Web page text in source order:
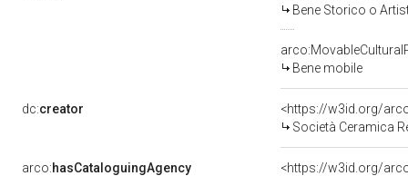
Bene Storico o
Bene mobile
dc:creator
<https://w3id.org/
Società Ceramica
arco:hasCataloguingAgency
<https://w3id.org/